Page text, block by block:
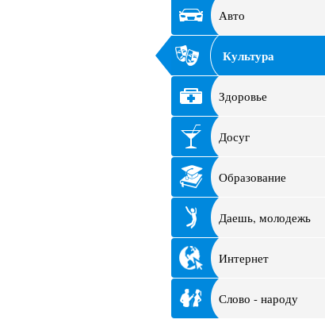
Авто
Культура
Здоровье
Досуг
Образование
Даешь, молодежь
Интернет
Слово - народу